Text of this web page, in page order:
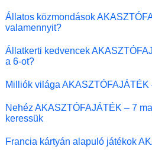
Állatos közmondások
valamennyit?
Állatkerti kedvencek
a 6-ot?
Milliók világa
Nehéz AKASZTÓFAJÁTÉK – 7
keressük
Francia kártyán alapuló játékok